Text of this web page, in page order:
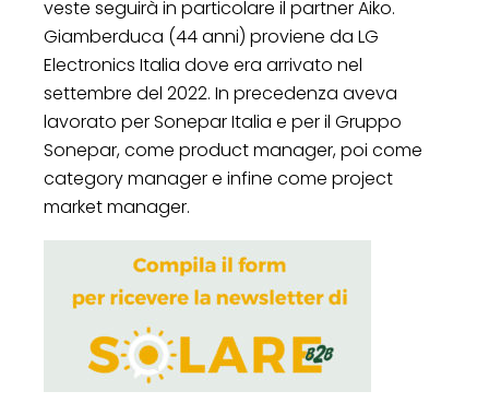
veste seguirà in particolare il partner Aiko.
Giamberduca (44 anni) proviene da LG
Electronics Italia dove era arrivato nel
settembre del 2022. In precedenza aveva
lavorato per Sonepar Italia e per il Gruppo
Sonepar, come product manager, poi come
category manager e infine come project
market manager.